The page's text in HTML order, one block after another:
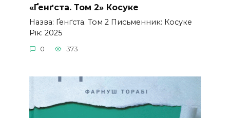
«Ґенґста. Том 2» Косуке
Назва: Ґенґста. Том 2 Письменник: Косуке
Рік: 2025
0 373